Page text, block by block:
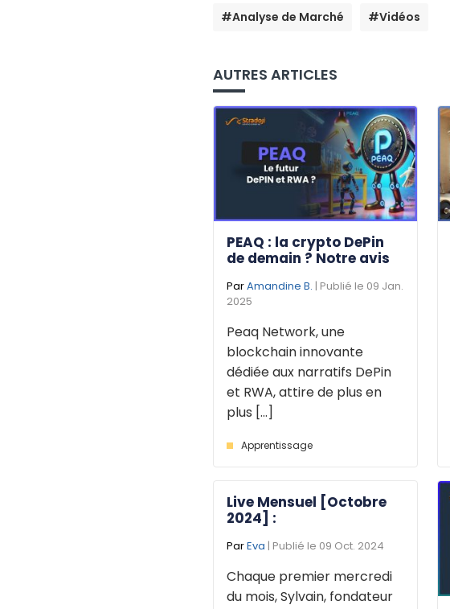
#Analyse de Marché #Vidéos
AUTRES ARTICLES
PEAQ : la crypto DePin
de demain ? Notre avis
ParAmandine B. | Publié le 09 Jan.
2025
Peaq Network, une
blockchain innovante
dédiée aux narratifs DePin
et RWA, attire de plus en
plus [...]
Apprentissage
Live Mensuel [Octobre
2024] :
ParEva | Publié le 09 Oct. 2024
Chaque premier mercredi
du mois, Sylvain, fondateur